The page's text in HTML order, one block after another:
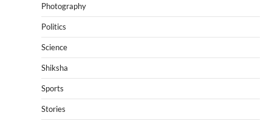
Photography
Politics
Science
Shiksha
Sports
Stories